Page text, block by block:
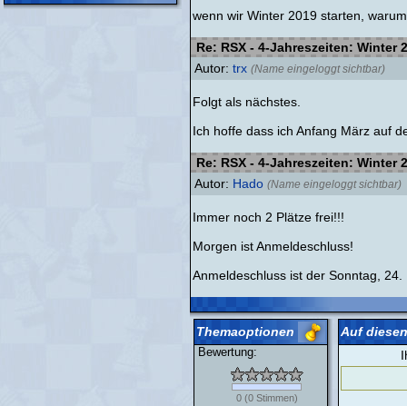
wenn wir Winter 2019 starten,
Re: RSX - 4-Jahreszeiten: Winter
Autor: trx (Name eingeloggt sichtbar)
Folgt als nächstes.
Ich hoffe dass ich Anfang März auf
Re: RSX - 4-Jahreszeiten: Winter
Autor: Hado (Name eingeloggt sichtbar)
Immer noch 2 Plätze frei!!!
Morgen ist Anmeldeschluss!
Anmeldeschluss ist der Sonntag,
Themaoptionen
Bewertung:
0 (0 Stimmen)
Auf